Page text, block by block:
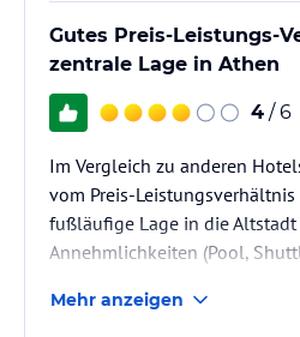
Gutes Preis-Leistungs-
zentrale Lage in Athen
4 / 6
Im Vergleich zu anderen
vom Preis-Leistungsverhältnis
fußläufige Lage in die
Annehmlichkeiten (Pool,
Mehr anzeigen